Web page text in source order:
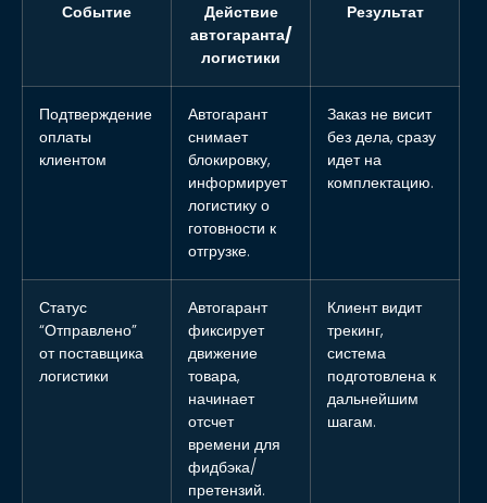
Событие
Действие
автогаранта/
логистики
Результат
Подтверждение
оплаты
клиентом
Автогарант
снимает
блокировку,
информирует
логистику о
готовности к
отгрузке.
Заказ не висит
без дела, сразу
идет на
комплектацию.
Статус
“Отправлено”
от поставщика
логистики
Автогарант
фиксирует
движение
товара,
начинает
отсчет
времени для
фидбэка/
претензий.
Клиент видит
трекинг,
система
подготовлена к
дальнейшим
шагам.